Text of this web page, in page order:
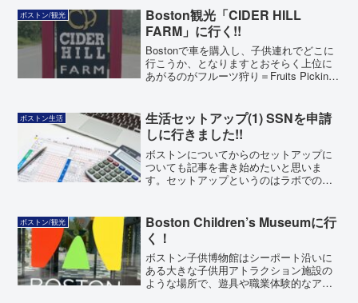
生活しております。1月の最終週の週末、
家に帰ると家がだいぶ寒いことに気づき
ました。
ボストン/観光
Boston観光「CIDER HILL
FARM」に行く!!
Bostonで車を購入し、子供連れでどこに
行こうか、となりますとおそらく上位に
あがるのがフルーツ狩り＝Fruits Picking
アメリカで初のイチゴ狩りです!!
ボストン生活
生活セットアップ(1) SSNを申請
しに行きました!!
ボストンについてからのセットアップに
ついても記事を書き始めたいと思いま
す。セットアップというのはラボでの研
などお金のこと、身分証などなど、いろ
いろございますがまず最初はSocial
Security Number(SSN)の申請をしてみま
した。無くても困らん！といようなブロ
グ記事も見かけますが、車の免許証など
取るのにも必要のようですし、銀行口座
（また別記事にしますが、無くても大丈
ボストン/観光
Boston Children’s Museumに行
く！
ボストン子供博物館はシーポート沿いに
ある大きな子供用アトラクション施設の
ような場所で、遊具や職業体験的なアト